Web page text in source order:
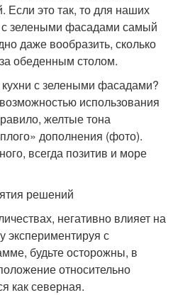
Если это так, то для наших
с зелеными фасадами самый
даже вообразить, сколько
обеденным столом.
с зелеными фасадами?
использования
желтые тона
дополнения (фото).
всегда позитив и море
решений
негативно влияет на
экспериментируя с
будьте осторожны, в
относительно
как северная.